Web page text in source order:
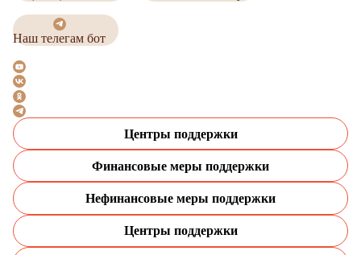
Наш телегам бот
Центры поддержки
Финансовые меры поддержки
Нефинансовые меры поддержки
Центры поддержки